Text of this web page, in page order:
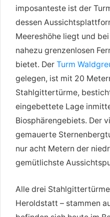
imposanteste ist der
dessen
Meereshöhe liegt und
nahezu grenzenlosen
bietet. Der Turm
gelegen, ist mit 20
Stahlgittertürme,
eingebettete Lage
Biosphärengebiets. Der
gemauerte
nur acht Metern der
gemütlichste
Alle drei
Heroldstatt – stammen